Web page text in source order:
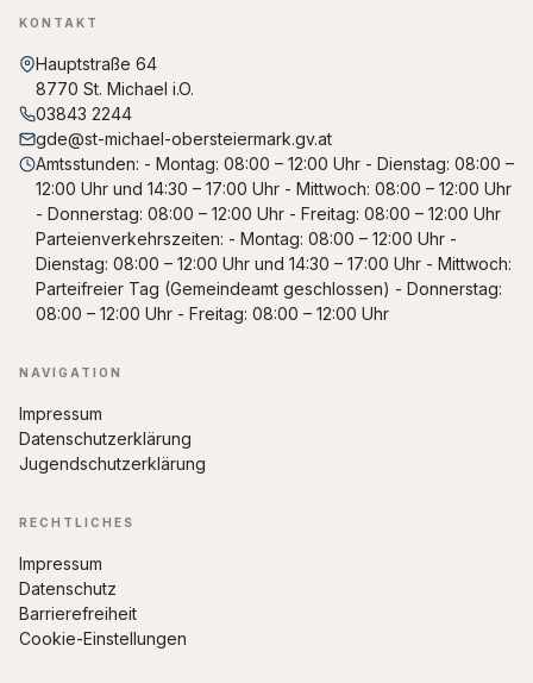
KONTAKT
Hauptstraße 64
8770 St. Michael i.O.
03843 2244
gde@st-michael-obersteiermark.gv.at
Amtsstunden: - Montag: 08:00 – 12:00 Uhr - Dienstag: 08:00 –
12:00 Uhr und 14:30 – 17:00 Uhr - Mittwoch: 08:00 – 12:00 Uhr
- Donnerstag: 08:00 – 12:00 Uhr - Freitag: 08:00 – 12:00 Uhr
Parteienverkehrszeiten: - Montag: 08:00 – 12:00 Uhr -
Dienstag: 08:00 – 12:00 Uhr und 14:30 – 17:00 Uhr - Mittwoch:
Parteifreier Tag (Gemeindeamt geschlossen) - Donnerstag:
08:00 – 12:00 Uhr - Freitag: 08:00 – 12:00 Uhr
NAVIGATION
Impressum
Datenschutzerklärung
Jugendschutzerklärung
RECHTLICHES
Impressum
Datenschutz
Barrierefreiheit
Cookie-Einstellungen